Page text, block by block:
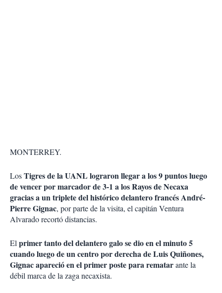
MONTERREY.
LosTigres de la UANL lograron llegar a los 9 puntos luego
de vencer por marcador de 3-1 a los Rayos de Necaxa
gracias a un triplete del histórico delantero francés André-
Pierre Gignac, por parte de la visita, el capitán Ventura
Alvarado recortó distancias.
Elprimer tanto del delantero galo se dio en el minuto 5
cuando luego de un centro por derecha de Luis Quiñones,
Gignac apareció en el primer poste para rematarante la
débil marca de la zaga necaxista.